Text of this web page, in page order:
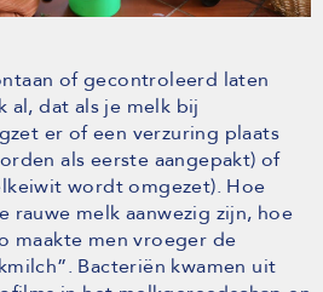
of gecontroleerd laten
al, dat als je melk bij
er of een verzuring plaats
als eerste aangepakt) of
wordt omgezet). Hoe
rauwe melk aanwezig zijn, hoe
maakte men vroeger de
Bacteriën kwamen uit